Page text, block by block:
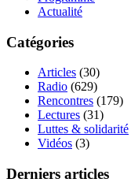
Actualité
Catégories
Articles (30)
Radio (629)
Rencontres (179)
Lectures (31)
Luttes & solidarité
Vidéos (3)
Derniers articles